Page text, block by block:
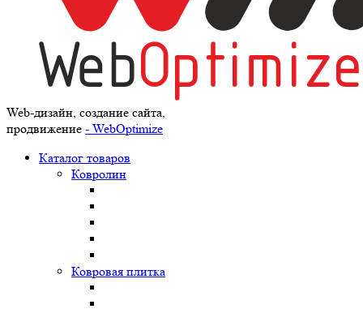
Web-дизайн, создание сайта,
продвижение - WebOptimize
Каталог товаров
Ковролин
Ковровая плитка